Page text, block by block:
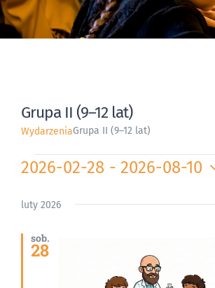
Grupa II (9–12 lat)
WydarzeniaGrupa II (9–12 lat)
Wydarzenia
2026-02-28 - 2026-08-10
datę.
luty 2026
sob.
28